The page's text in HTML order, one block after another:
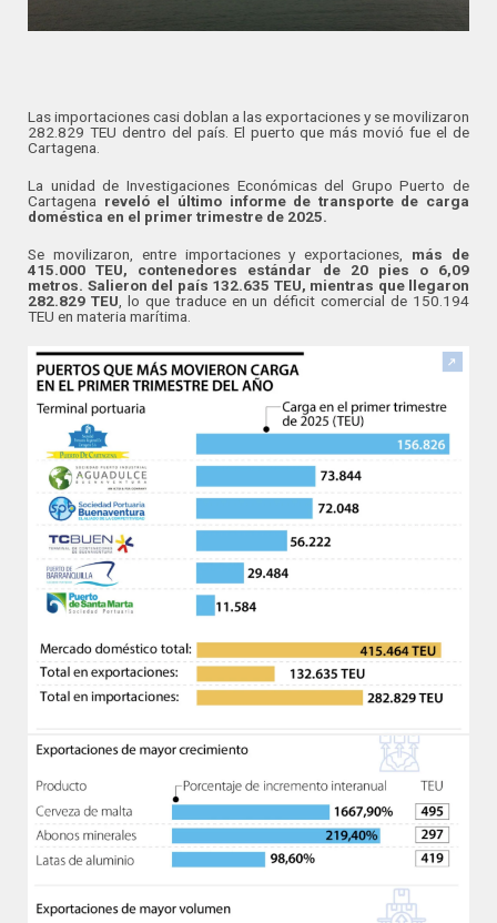
Las importaciones casi doblan a las exportaciones y se movilizaron
282.829 TEU dentro del país. El puerto que más movió fue el de
Cartagena.
La unidad de Investigaciones Económicas del Grupo Puerto de
Cartagena reveló el último informe de transporte de carga
doméstica en el primer trimestre de 2025.
Se movilizaron, entre importaciones y exportaciones, más de
415.000 TEU, contenedores estándar de 20 pies o 6,09
metros. Salieron del país 132.635 TEU, mientras que llegaron
282.829 TEU, lo que traduce en un déficit comercial de 150.194
TEU en materia marítima.